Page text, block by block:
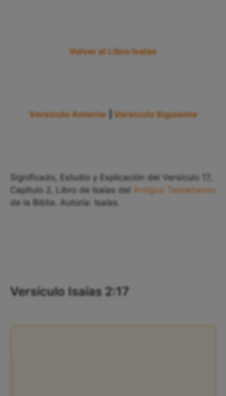
Volver al Libro Isaías
Versículo Anterior Versículo Siguiente
Significado, Estudio y Explicación del Versículo 17,
Capítulo 2, Libro de Isaías del Antiguo Testamento
de la Biblia. Autoría: Isaías.
Versículo Isaías 2:17